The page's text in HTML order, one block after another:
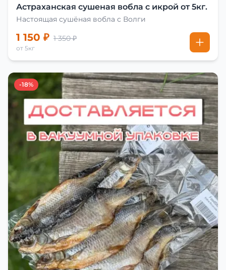
Астраханская сушеная вобла с икрой от 5кг.
Настоящая сушёная вобла с Волги
1 150 ₽ 1 350 ₽
от 5кг
-18%